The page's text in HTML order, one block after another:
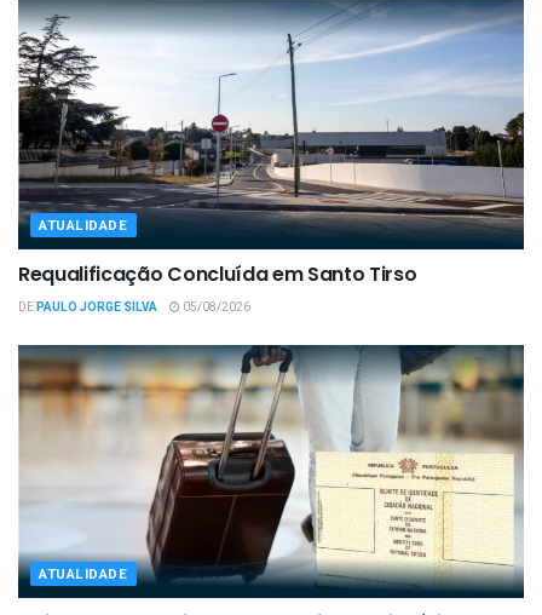
ATUALIDADE
Requalificação Concluída em Santo Tirso
DEPAULO JORGE SILVA 05/08/2026
ATUALIDADE